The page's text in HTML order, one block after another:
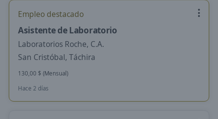
Empleo destacado
Asistente de Laboratorio
Laboratorios Roche, C.A.
San Cristóbal, Táchira
130,00 $ (Mensual)
Hace 2 días